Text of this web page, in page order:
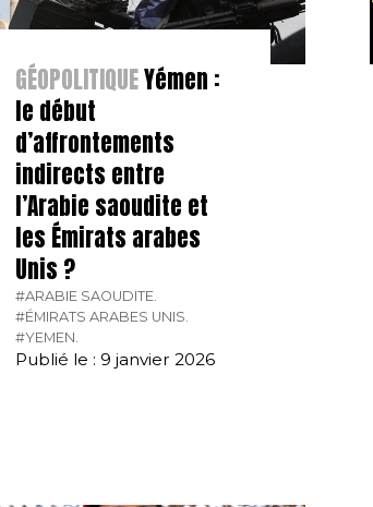
GÉOPOLITIQUEYémen :
le début
d’affrontements
indirects entre
l’Arabie saoudite et
les Émirats arabes
Unis ?
#ARABIE SAOUDITE.
#ÉMIRATS ARABES UNIS.
#YEMEN.
Publié le : 9 janvier 2026